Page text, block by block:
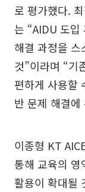
로 평가했다.
는 “AIDU 도입
해결 과정을
것”이라며 “기
편하게 사용할
반 문제 해결
이종형 KT
통해 교육의 영
활용이 확대될